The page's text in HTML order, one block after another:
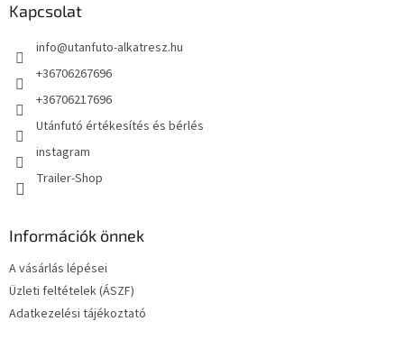
Kapcsolat
info@utanfuto-alkatresz.hu
+36706267696
+36706217696
Utánfutó értékesítés és bérlés
instagram
Trailer-Shop
Információk önnek
A vásárlás lépései
Üzleti feltételek (ÁSZF)
Adatkezelési tájékoztató